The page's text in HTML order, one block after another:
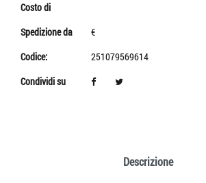
Costo di
Spedizione da
€
Codice:
251079569614
Condividi su
Descrizione